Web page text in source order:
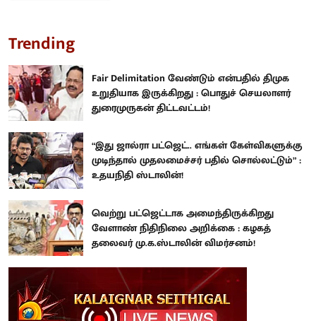
Trending
Fair Delimitation வேண்டும் என்பதில் திமுக
உறுதியாக இருக்கிறது : பொதுச் செயலாளர்
துரைமுருகன் திட்டவட்டம்!
“இது ஜால்ரா பட்ஜெட்.. எங்கள் கேள்விகளுக்கு
முடிந்தால் முதலமைச்சர் பதில் சொல்லட்டும்” :
உதயநிதி ஸ்டாலின்!
வெற்று பட்ஜெட்டாக அமைந்திருக்கிறது
வேளாண் நிதிநிலை அறிக்கை : கழகத்
தலைவர் மு.க.ஸ்டாலின் விமர்சனம்!